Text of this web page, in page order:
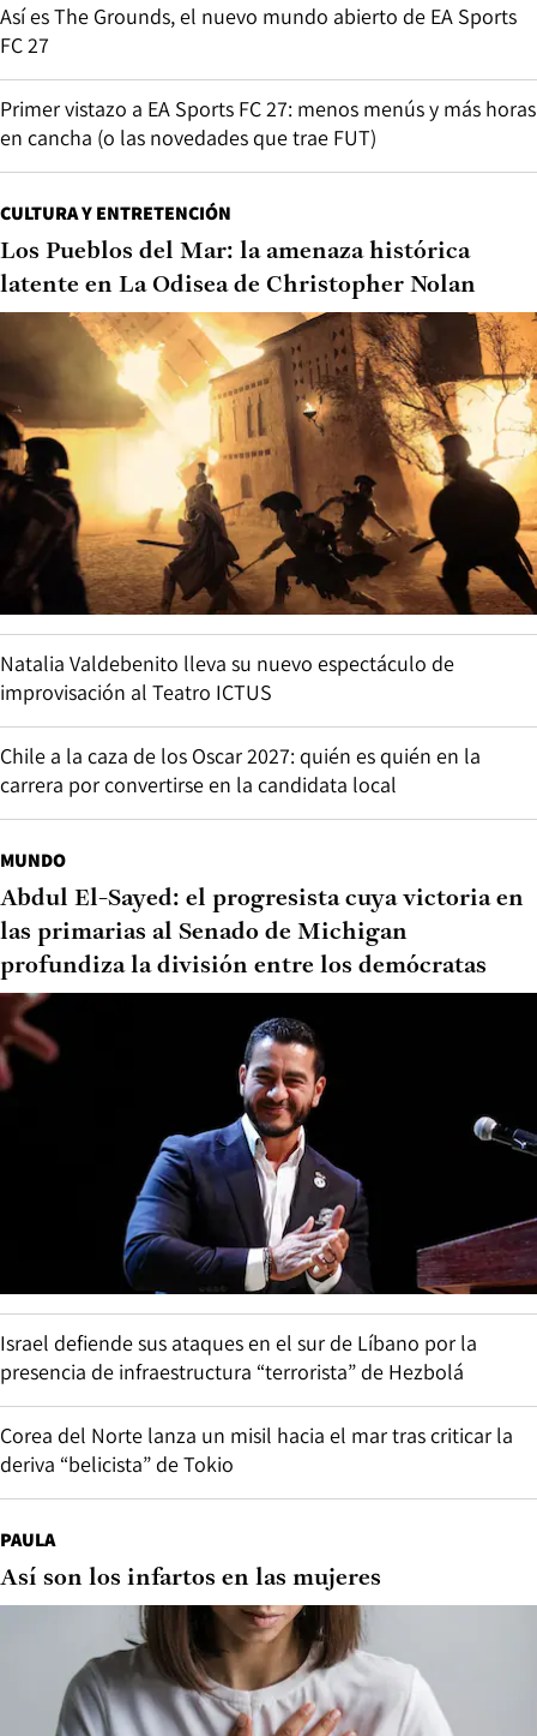
Así es The Grounds, el nuevo mundo abierto de EA Sports
FC 27
Primer vistazo a EA Sports FC 27: menos menús y más horas
en cancha (o las novedades que trae FUT)
CULTURA Y ENTRETENCIÓN
Los Pueblos del Mar: la amenaza histórica
latente en La Odisea de Christopher Nolan
Natalia Valdebenito lleva su nuevo espectáculo de
improvisación al Teatro ICTUS
Chile a la caza de los Oscar 2027: quién es quién en la
carrera por convertirse en la candidata local
MUNDO
Abdul El-Sayed: el progresista cuya victoria en
las primarias al Senado de Michigan
profundiza la división entre los demócratas
Israel defiende sus ataques en el sur de Líbano por la
presencia de infraestructura “terrorista” de Hezbolá
Corea del Norte lanza un misil hacia el mar tras criticar la
deriva “belicista” de Tokio
PAULA
Así son los infartos en las mujeres